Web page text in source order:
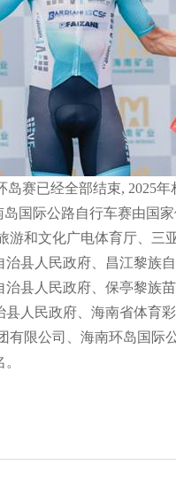
岛赛已经全部结束, 2025
岛国际公路自行车赛由国
游和文化广电体育厅、三
县人民政府、昌江黎族
县人民政府、保亭黎族
人民政府、海南省体育
有限公司、海南环岛国际